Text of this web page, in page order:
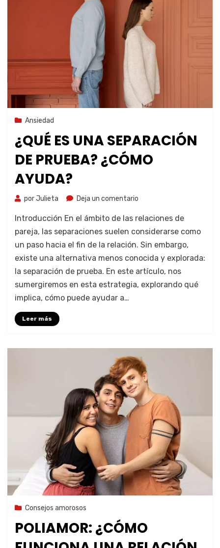
6 de noviembre de 2023
Ansiedad
¿QUÉ ES UNA SEPARACIÓN
DE PRUEBA? ¿CÓMO
AYUDA?
porJulieta Deja un comentario
Introducción En el ámbito de las relaciones de
pareja, las separaciones suelen considerarse como
un paso hacia el fin de la relación. Sin embargo,
existe una alternativa menos conocida y explorada:
la separación de prueba. En este artículo, nos
sumergiremos en esta estrategia, explorando qué
implica, cómo puede ayudar a…
Leer más
5 de noviembre de 2023
Consejos amorosos
POLIAMOR: ¿CÓMO